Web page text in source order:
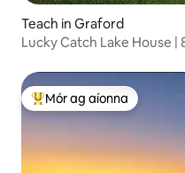
Teach in Graford
Lucky Catch Lake House |
An-mhór ag aíonna
Mór ag aíonna